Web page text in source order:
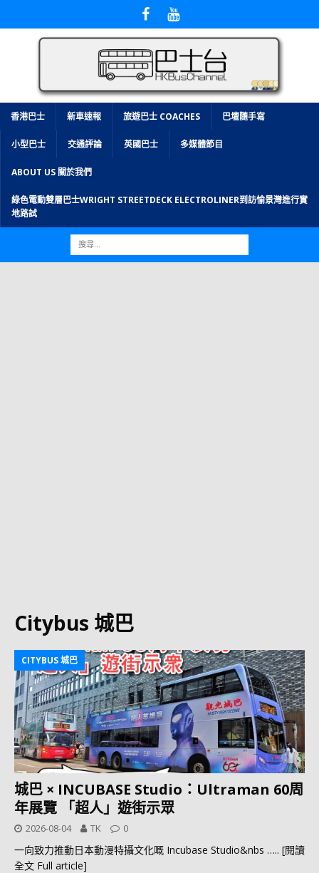
香港巴士 新車速報 旅遊巴士 COACHES 巴壇隨手寫
小型巴士 交通評論 英國巴士 多媒體節目
ABOUT US 關於我們
綠色電動雙層巴士WRIGHT STREETDECK ELECTROLINER到訪愉景灣進行實
地路試
Citybus 城巴
CITYBUS 城巴
城巴 × INCUBASE Studio：Ultraman 60周
年展覽 「超人」遊街示眾
2026-08-04 TK 0
一向致力推動日本動漫特攝文化嘅 Incubase Studio&nbs ….. [閱讀
全文 Full article]